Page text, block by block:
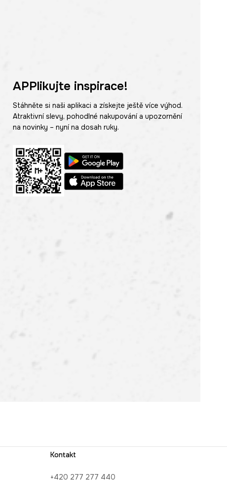
APPlikujte inspirace!
Stáhněte si naši aplikaci a získejte ještě více výhod.
Atraktivní slevy, pohodlné nakupování a upozornění
na novinky – nyní na dosah ruky.
Kontakt
+420 277 277 440